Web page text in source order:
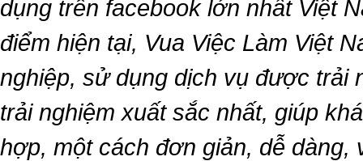
dụng trên facebook lớn nhất Việt
điểm hiện tại, Vua Việc Làm Việt
nghiệp, sử dụng dịch vụ được trải
trải nghiệm xuất sắc nhất, giúp
hợp, một cách đơn giản, dễ dàng,